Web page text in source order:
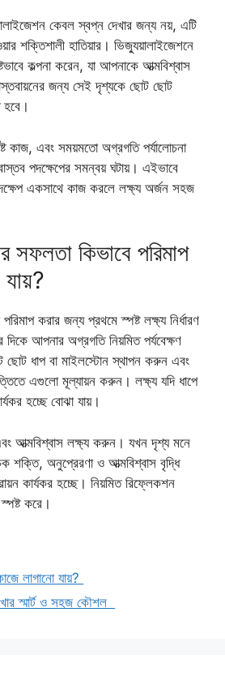
কেবল স্বপ্ন দেখার জন্য নয়, এটি
শক্তিশালী হাতিয়ার। ভিজ্যুয়ালাইজেশনে
কল্পনা করেন, যা আপনাকে আত্মবিশ্বাস
জন্য সেই দৃশ্যকে ছোট ছোট
হবে।
কাজ, এবং সময়মতো অগ্রগতি পর্যালোচনা
পদক্ষেপের সমন্বয় ঘটায়। এইভাবে
একসাথে কাজ করলে লক্ষ্য অর্জন সহজ
সফলতা কিভাবে পরিমাপ
করার জন্য প্রথমে স্পষ্ট লক্ষ্য নির্ধারণ
আপনার অগ্রগতি নিয়মিত পর্যবেক্ষণ
ধাপ বা মাইলস্টোন স্থাপন করুন এবং
এগুলো মূল্যায়ন করুন। লক্ষ্য যদি ধাপে
হচ্ছে বোঝা যায়।
আত্মবিশ্বাস লক্ষ্য করুন। যখন দৃশ্য মনে
শক্তি, অনুপ্রেরণা ও আত্মবিশ্বাস বৃদ্ধি
কার্যকর হচ্ছে। নিয়মিত রিফ্লেকশন
করে।
লাগানো যায়?
স্মার্ট ও সহজ কৌশল